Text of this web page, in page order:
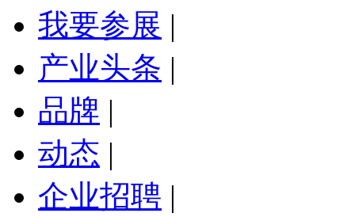
我要参展 |
产业头条 |
品牌 |
动态 |
企业招聘 |